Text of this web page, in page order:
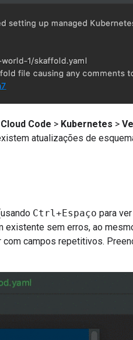
Code > Kubernetes >
atualizações de
Ctrl+Espaço para
existente sem erros, ao
campos repetitivos.